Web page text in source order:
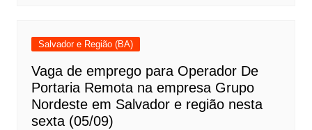
Salvador e Região (BA)
Vaga de emprego para Operador De
Portaria Remota na empresa Grupo
Nordeste em Salvador e região nesta
sexta (05/09)